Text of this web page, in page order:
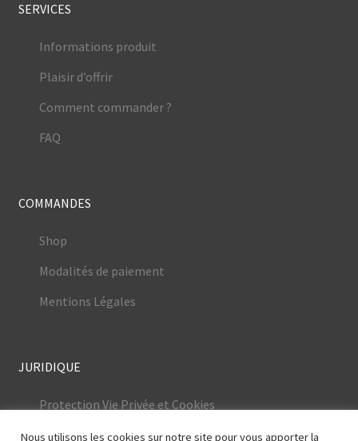
SERVICES
Informations produit
Plaisir d’offrir
Comment commander ?
FAQ
COMMANDES
Shop
Modalités de paiement
Mentions Légales
JURIDIQUE
Protection Vie Privée et Cookies
Conditions Générales
Nous utilisons les cookies sur notre site pour vous apporter la